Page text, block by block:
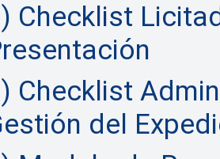
Checklist
Checklist
del